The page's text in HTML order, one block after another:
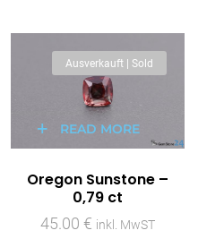
Ausverkauft | Sold
READ MORE
Oregon Sunstone –
0,79 ct
45.00 € inkl. MwST